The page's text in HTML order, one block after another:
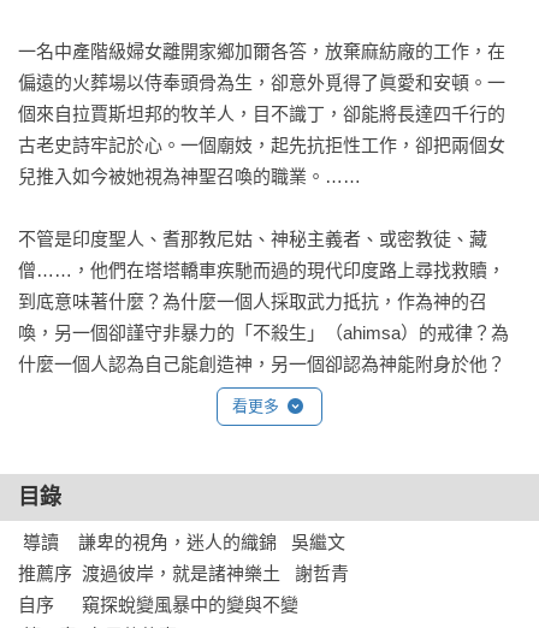
一名中產階級婦女離開家鄉加爾各答，放棄麻紡廠的工作，在
偏遠的火葬場以侍奉頭骨為生，卻意外覓得了眞愛和安頓。一
個來自拉賈斯坦邦的牧羊人，目不識丁，卻能將長達四千行的
古老史詩牢記於心。一個廟妓，起先抗拒性工作，卻把兩個女
兒推入如今被她視為神聖召喚的職業。……
不管是印度聖人、耆那教尼姑、神秘主義者、或密教徒、藏
僧……，他們在塔塔轎車疾馳而過的現代印度路上尋找救贖，
到底意味著什麼？為什麼一個人採取武力抵抗，作為神的召
喚，另一個卻謹守非暴力的「不殺生」（ahimsa）的戒律？為
什麼一個人認為自己能創造神，另一個卻認為神能附身於他？
不同的信仰之路，如何在印度所處的劇烈變動中求生存？什麼
九個人物，九種生命故事。他們走上不同的宗教道路，信仰讓
他們在社會底層找到生命的生命的憑藉與尊嚴。
每個人物的故事都教人難忘、動容。
【名家、媒體讚譽】
看更多
目錄
導讀    謙卑的視角，迷人的織錦   吳繼文
推薦序  渡過彼岸，就是諸神樂土   謝哲青
自序　  窺探蛻變風暴中的變與不變